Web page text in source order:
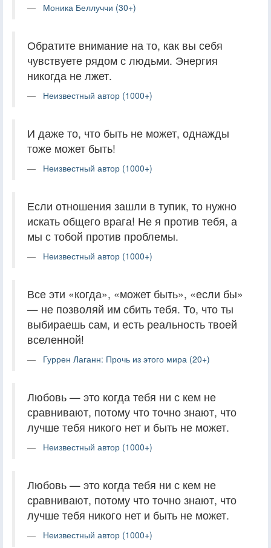
Моника Беллуччи (30+)
Обратите внимание на то, как вы себя
чувствуете рядом с людьми. Энергия
никогда не лжет.
Неизвестный автор (1000+)
И даже то, что быть не может, однажды
тоже может быть!
Неизвестный автор (1000+)
Если отношения зашли в тупик, то нужно
искать общего врага! Не я против тебя, а
мы с тобой против проблемы.
Неизвестный автор (1000+)
Все эти «когда», «может быть», «если бы»
— не позволяй им сбить тебя. То, что ты
выбираешь сам, и есть реальность твоей
вселенной!
Гуррен Лаганн: Прочь из этого мира (20+)
Любовь — это когда тебя ни с кем не
сравнивают, потому что точно знают, что
лучше тебя никого нет и быть не может.
Неизвестный автор (1000+)
Любовь — это когда тебя ни с кем не
сравнивают, потому что точно знают, что
лучше тебя никого нет и быть не может.
Неизвестный автор (1000+)